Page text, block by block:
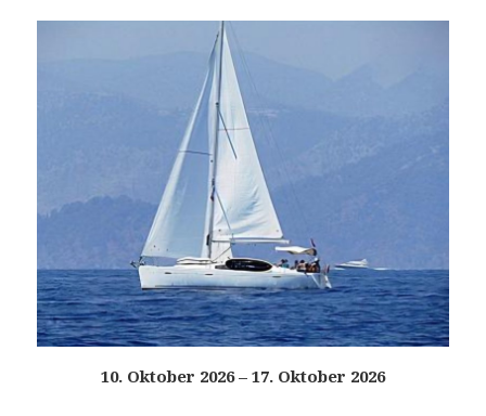
10. Oktober 2026 – 17. Oktober 2026